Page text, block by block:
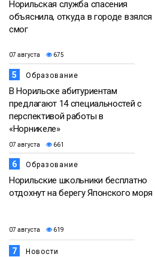
Норильская служба спасения
объяснила, откуда в городе взялся
смог
07 августа 675
5 Образование
В Норильске абитуриентам
предлагают 14 специальностей с
перспективой работы в
«Норникеле»
07 августа 661
6 Образование
Норильские школьники бесплатно
отдохнут на берегу Японского моря
07 августа 619
7 Новости